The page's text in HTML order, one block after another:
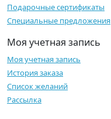
Подарочные сертификаты
Специальные предложения
Моя учетная запись
Моя учетная запись
История заказа
Список желаний
Рассылка